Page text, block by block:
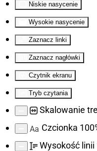
Niskie nasycenie
Wysokie nasycenie
Zaznacz linki
Zaznacz nagłówki
Czytnik ekranu
Tryb czytania
Skalowanie
Aa Czcionka 100
Wysokość linii